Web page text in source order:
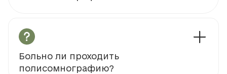
Больно ли проходить
полисомнографию?